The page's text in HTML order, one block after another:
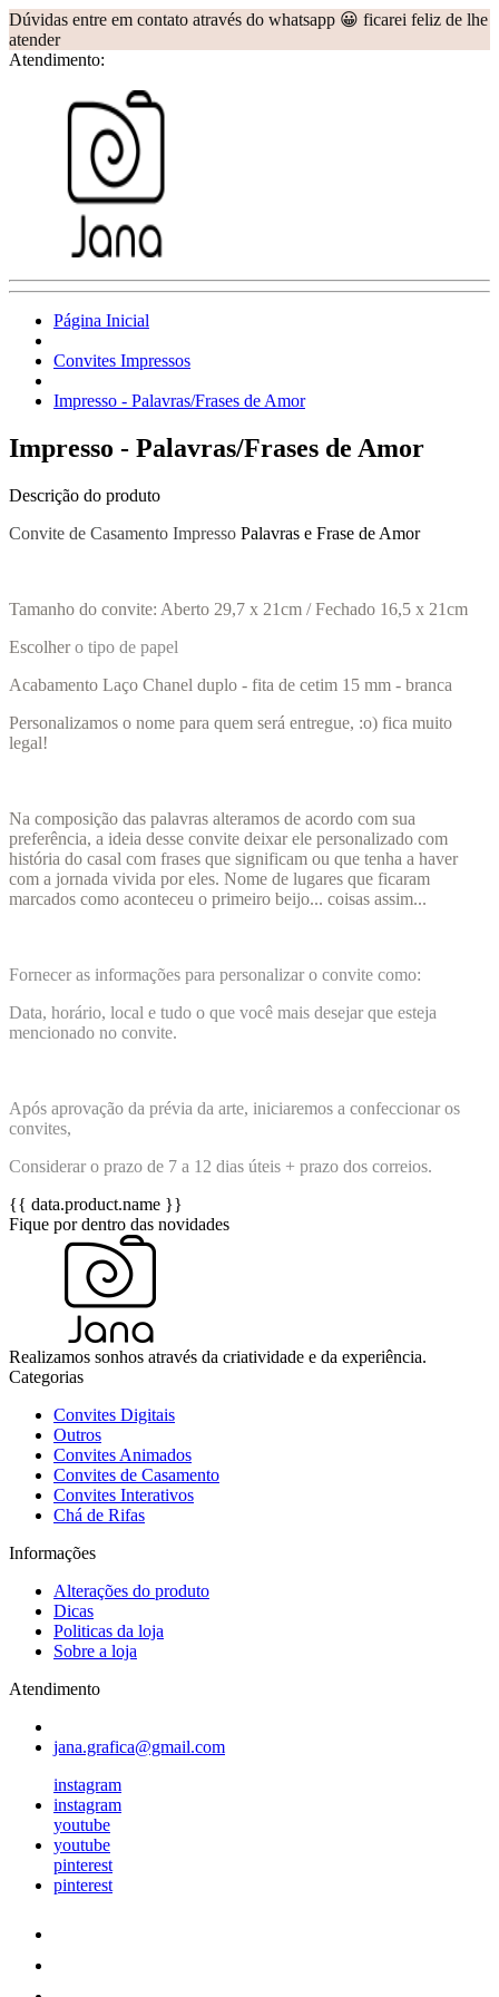
Dúvidas entre em contato através do whatsapp 😀 ficarei feliz de lhe
atender
Atendimento:
Página Inicial
Convites Impressos
Impresso - Palavras/Frases de Amor
Impresso - Palavras/Frases de Amor
Descrição do produto
Convite de Casamento Impresso Palavras e Frase de Amor
Tamanho do convite: Aberto 29,7 x 21cm / Fechado 16,5 x 21cm
Escolhero tipo de papel
Acabamento Laço Chanel duplo - fita de cetim 15 mm - branca
Personalizamos o nome para quem será entregue, :o) fica muito
legal!
Na composição das palavras alteramos de acordo com sua
preferência, a ideia desse convite deixar ele personalizado com
história do casal com frases que significam ou que tenha a haver
com a jornada vivida por eles. Nome de lugares que ficaram
marcados como aconteceu o primeiro beijo... coisas assim...
Fornecer as informações para personalizar o convite como:
Data, horário, local e tudo o que você mais desejar que esteja
mencionado no convite.
Após aprovação da prévia da arte, iniciaremos a confeccionar os
convites,
Considerar o prazo de 7 a 12 dias úteis + prazo dos correios.
{{ data.product.name }}
Fique por dentro das novidades
Realizamos sonhos através da criatividade e da experiência.
Categorias
Convites Digitais
Outros
Convites Animados
Convites de Casamento
Convites Interativos
Chá de Rifas
Informações
Alterações do produto
Dicas
Politicas da loja
Sobre a loja
Atendimento
jana.grafica@gmail.com
instagram
instagram
youtube
youtube
pinterest
pinterest